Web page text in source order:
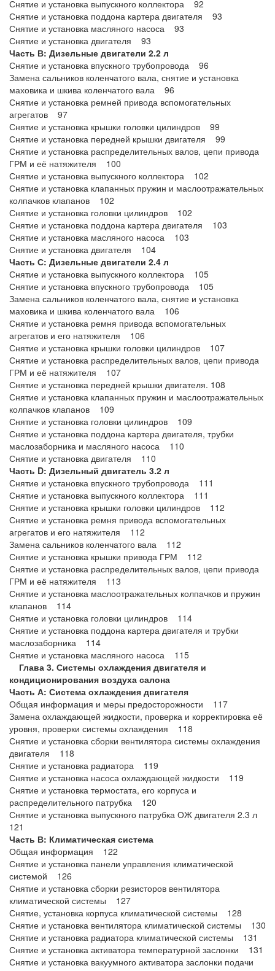
Снятие и установка выпускного коллектора 92
Снятие и установка поддона картера двигателя 93
Снятие и установка масляного насоса 93
Снятие и установка двигателя 93
Часть В: Дизельные двигатели 2.2 л
Снятие и установка впускного трубопровода 96
Замена сальников коленчатого вала, снятие и установка
маховика и шкива коленчатого вала 96
Снятие и установка ремней привода вспомогательных
агрегатов 97
Снятие и установка крышки головки цилиндров 99
Снятие и установка передней крышки двигателя 99
Снятие и установка распределительных валов, цепи привода
ГРМ и её натяжителя 100
Снятие и установка выпускного коллектора 102
Снятие и установка клапанных пружин и маслоотражательных
колпачков клапанов 102
Снятие и установка головки цилиндров 102
Снятие и установка поддона картера двигателя 103
Снятие и установка масляного насоса 103
Снятие и установка двигателя 104
Часть С: Дизельные двигатели 2.4 л
Снятие и установка выпускного коллектора 105
Снятие и установка впускного трубопровода 105
Замена сальников коленчатого вала, снятие и установка
маховика и шкива коленчатого вала 106
Снятие и установка ремня привода вспомогательных
агрегатов и его натяжителя 106
Снятие и установка крышки головки цилиндров 107
Снятие и установка распределительных валов, цепи привода
ГРМ и её натяжителя 107
Снятие и установка передней крышки двигателя. 108
Снятие и установка клапанных пружин и маслоотражательных
колпачков клапанов 109
Снятие и установка головки цилиндров 109
Снятие и установка поддона картера двигателя, трубки
маслозаборника и масляного насоса 110
Снятие и установка двигателя 110
Часть D: Дизельный двигатель 3.2 л
Снятие и установка впускного трубопровода 111
Снятие и установка выпускного коллектора 111
Снятие и установка крышки головки цилиндров 112
Снятие и установка ремня привода вспомогательных
агрегатов и его натяжителя 112
Замена сальников коленчатого вала 112
Снятие и установка крышки привода ГРМ 112
Снятие и установка распределительных валов, цепи привода
ГРМ и её натяжителя 113
Снятие и установка маслоотражательных колпачков и пружин
клапанов 114
Снятие и установка головки цилиндров 114
Снятие и установка поддона картера двигателя и трубки
маслозаборника 114
Снятие и установка масляного насоса 115
Глава 3. Системы охлаждения двигателя и
кондиционирования воздуха салона
Часть А: Система охлаждения двигателя
Общая информация и меры предосторожности 117
Замена охлаждающей жидкости, проверка и корректировка её
уровня, проверки системы охлаждения 118
Снятие и установка сборки вентилятора системы охлаждения
двигателя 118
Снятие и установка радиатора 119
Снятие и установка насоса охлаждающей жидкости 119
Снятие и установка термостата, его корпуса и
распределительного патрубка 120
Снятие и установка выпускного патрубка ОЖ двигателя 2.3 л
121
Часть В: Климатическая система
Общая информация 122
Снятие и установка панели управления климатической
системой 126
Снятие и установка сборки резисторов вентилятора
климатической системы 127
Снятие, установка корпуса климатической системы 128
Снятие и установка вентилятора климатической системы 130
Снятие и установка радиатора климатической системы 131
Снятие и установка активатора температурной заслонки 131
Снятие и установка вакуумного активатора заслонки подачи